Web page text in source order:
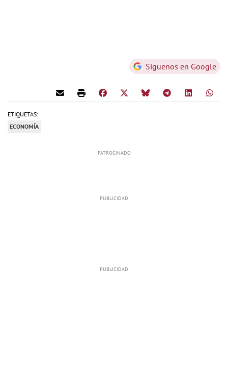
Síguenos en Google
ETIQUETAS:
ECONOMÍA